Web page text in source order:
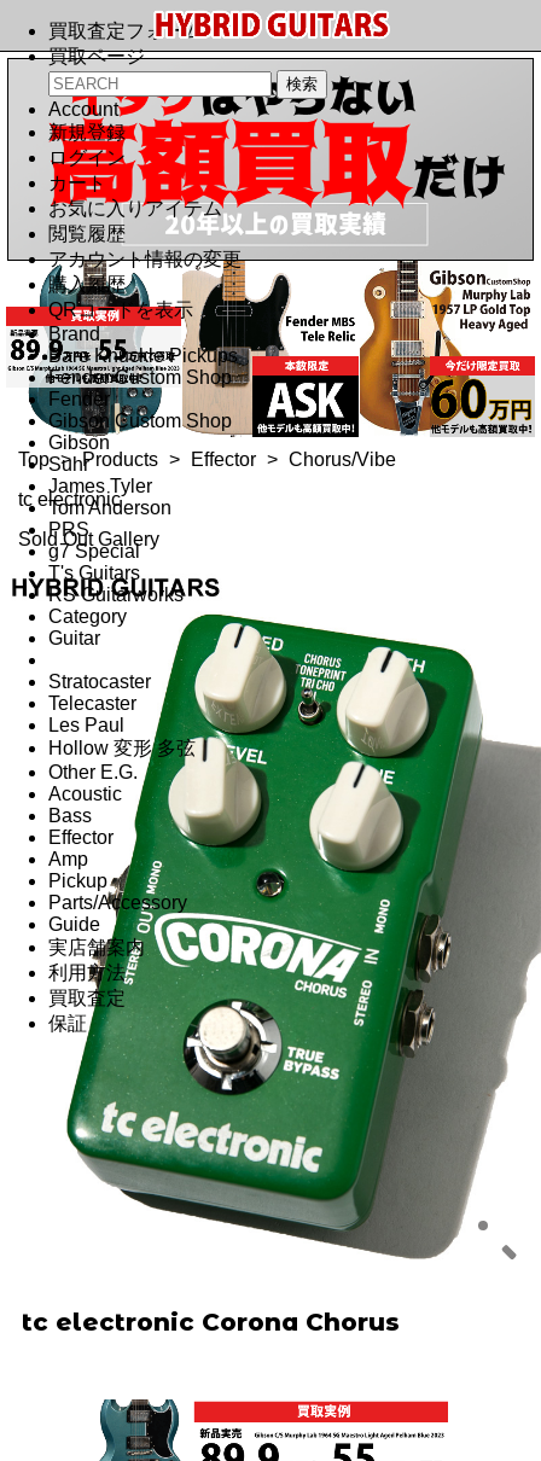
買取査定フォーム
買取ページ
Account
新規登録
ログイン
カート
お気に入りアイテム
閲覧履歴
アカウント情報の変更
購入履歴
QRコードを表示
Brand
Bare Knuckle Pickups
Fender Custom Shop
Fender
Gibson Custom Shop
Gibson
Suhr
James Tyler
Tom Anderson
PRS
g7 Special
T's Guitars
RS Guitarworks
Category
Guitar
Stratocaster
Telecaster
Les Paul
Hollow 変形 多弦
Other E.G.
Acoustic
Bass
Effector
Amp
Pickup
Parts/Accessory
Guide
実店舗案内
利用方法
買取査定
保証
Top > Products > Effector > Chorus/Vibe
tc electronic
Sold Out Gallery
tc electronic Corona Chorus